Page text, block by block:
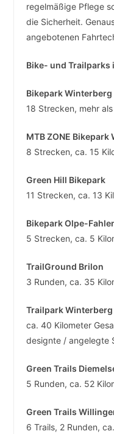
regelmäßige Pflege
die Sicherheit.
angebotenen
Bike- und Trailparks
Bikepark Winterberg
18 Strecken, mehr
MTB ZONE Bikepark
8 Strecken, ca. 15
Green Hill Bikepark
11 Strecken, ca. 13
Bikepark Olpe-
5 Strecken, ca. 5
TrailGround Brilon
3 Runden, ca. 35
Trailpark Winterberg
ca. 40 Kilometer
designte / angelegte
Green Trails
5 Runden, ca. 52
Green Trails
6 Trails, 2 Runden,